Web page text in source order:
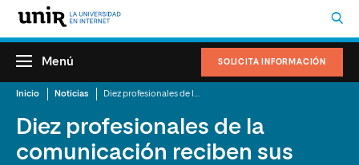
SOLICITA INFORMACIÓN
Menú
Inicio Noticias
Diez profesionales de la
comunicación reciben sus